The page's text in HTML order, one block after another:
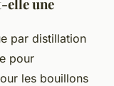
elle une
par distillation
pour
les bouillons